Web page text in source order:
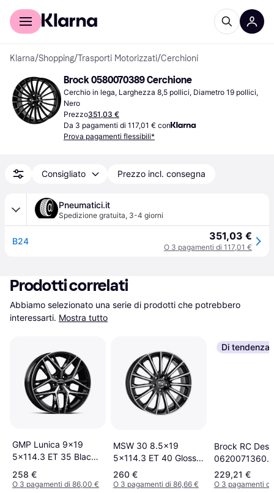
Per il tuo shopping
Klarna/Shopping/Trasporti Motorizzati/Cerchioni
Brock 0580070389 Cerchione
Cerchio in lega, Larghezza 8,5 pollici, Diametro 19 pollici,
Nero
Prezzo351,03 €
Da 3 pagamenti di 117,01 € con
Prova pagamenti flessibili*
Consigliato Prezzo incl. consegna
Pneumatici.it
Spedizione gratuita, 3-4 giorni
B24 351,03 €
O 3 pagamenti di 117,01 €
Prodotti correlati
Abbiamo selezionato una serie di prodotti che potrebbero
interessarti. Mostra tutto
GMP Lunica 9x19
5x114.3 ET 35 Black
Diamond
258 €
O 3 pagamenti di 86,00 €
MSW 30 8.5x19
5x114.3 ET 40 Gloss
Black Full Polished
260 €
O 3 pagamenti di 86,66 €
Di tendenza
Brock RC
0620071360
Cerchione
229,21 €
O 3 pagamenti